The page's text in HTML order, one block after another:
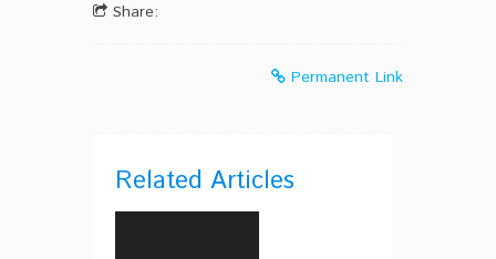
Share:
Permanent Link
Related Articles